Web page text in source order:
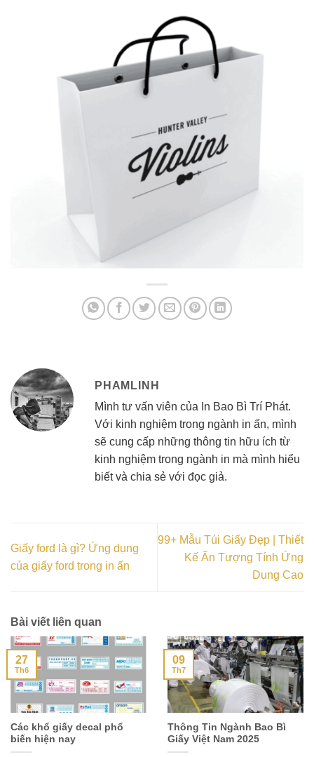
PHAMLINH
Mình tư vấn viên của In Bao Bì Trí Phát.
Với kinh nghiệm trong ngành in ấn, mình
sẽ cung cấp những thông tin hữu ích từ
kinh nghiệm trong ngành in mà mình hiểu
biết và chia sẻ với đọc giả.
Giấy ford là gì? Ứng dụng
của giấy ford trong in ấn
99+ Mẫu Túi Giấy Đẹp | Thiết
Kế Ấn Tượng Tính Ứng
Dụng Cao
Bài viết liên quan
Các khổ giấy decal phổ
biến hiện nay
27
Th6
Thông Tin Ngành Bao Bì
Giấy Việt Nam 2025
09
Th7